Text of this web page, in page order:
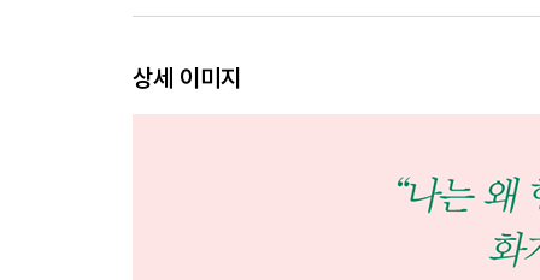
가부장제를 고발합니다
_『가부장제의 창조』
상세 이미지